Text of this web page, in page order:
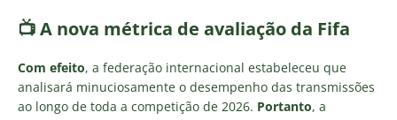
📺 A nova métrica de avaliação da Fifa
Com efeito, a federação internacional estabeleceu que
analisará minuciosamente o desempenho das transmissões
ao longo de toda a competição de 2026. Portanto, a